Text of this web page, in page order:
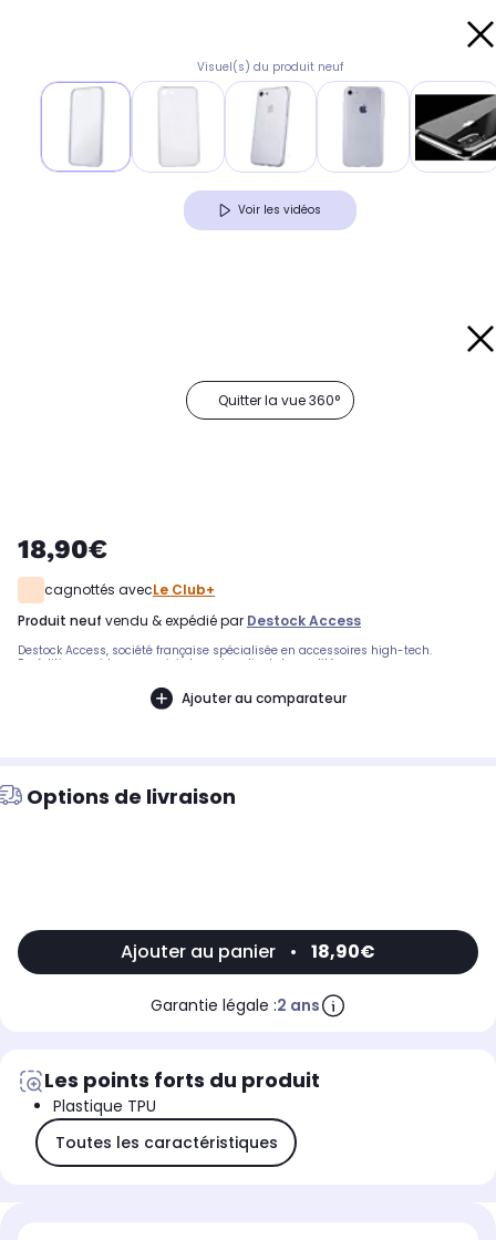
Visuel(s) du produit neuf
Voir les vidéos
Quitter la vue 360°
18,90€
cagnottés avecLe Club+
produit neuf vendu & expédié par Destock Access
Destock Access, société française spécialisée en accessoires high-tech.
Expédition rapide avec suivi et service client de qualité.
Ajouter au comparateur
Options de livraison
Ajouter au panier • 18,90€
Garantie légale :2 ans
Les points forts du produit
Plastique TPU
Toutes les caractéristiques